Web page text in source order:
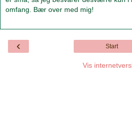
omfang. Bær over med mig!
‹ Start
Vis